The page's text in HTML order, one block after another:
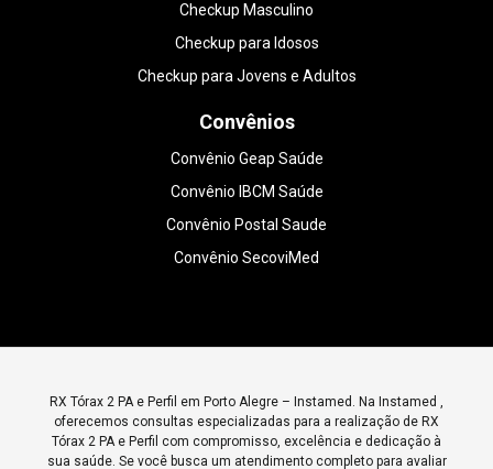
Checkup Masculino
Checkup para Idosos
Checkup para Jovens e Adultos
Convênios
Convênio Geap Saúde
Convênio IBCM Saúde
Convênio Postal Saude
Convênio SecoviMed
RX Tórax 2 PA e Perfil em Porto Alegre – Instamed. Na Instamed ,
oferecemos consultas especializadas para a realização de RX
Tórax 2 PA e Perfil com compromisso, excelência e dedicação à
sua saúde. Se você busca um atendimento completo para avaliar